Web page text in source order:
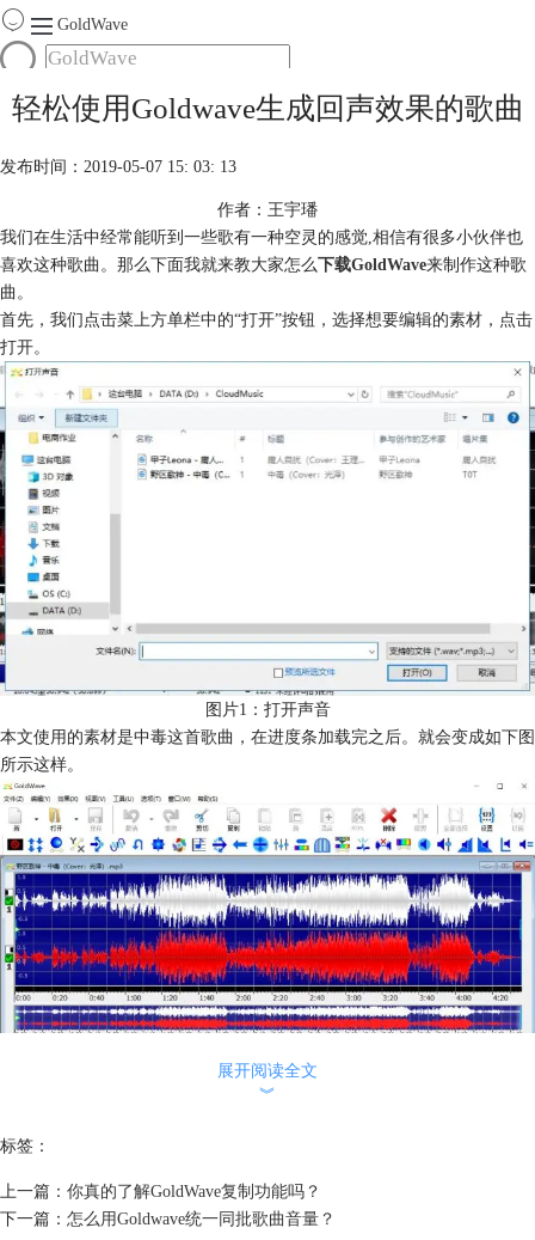
GoldWave
首页
产品
购买
轻松使用Goldwave生成回声效果的歌曲
发布时间：2019-05-07 15: 03: 13
作者：王宇璠
我们在生活中经常能听到一些歌有一种空灵的感觉,相信有很多小伙伴也
喜欢这种歌曲。那么下面我就来教大家怎么下载GoldWave来制作这种歌
曲。
首先，我们点击菜上方单栏中的“打开”按钮，选择想要编辑的素材，点击
打开。
图片1：打开声音
本文使用的素材是中毒这首歌曲，在进度条加载完之后。就会变成如下图
所示这样。
我们选择其中的一段，例如我们选择19.7s到50.4s这部分。点击鼠标右
会播放你选定的这个区间里的内容。
好了，接下来我们就要把我们选择的这段歌曲加上空灵效果了。我们点击
菜单来中的“效果”，选择其中的“回声”。
展开阅读全文
︾
标签：
上一篇： 你真的了解GoldWave复制功能吗？
下一篇： 怎么用Goldwave统一同批歌曲音量？